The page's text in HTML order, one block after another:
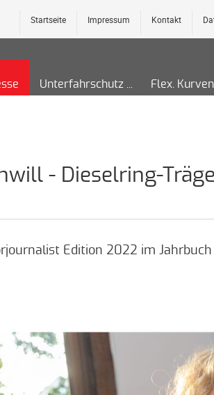
Kontakt
Impressum
Startseite
Unterfahrschutz Flex.
- Dieselring-
Edition 2022 im Jahrbuch